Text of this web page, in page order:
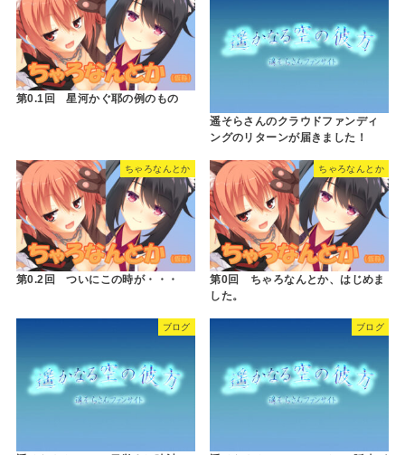
第0.1回 星河かぐ耶の例のもの
遥そらさんのクラウドファンディ
ングのリターンが届きました！
ちゃろなんとか
第0.2回 ついにこの時が・・・
ちゃろなんとか
第0回 ちゃろなんとか、はじめま
した。
ブログ ブログ